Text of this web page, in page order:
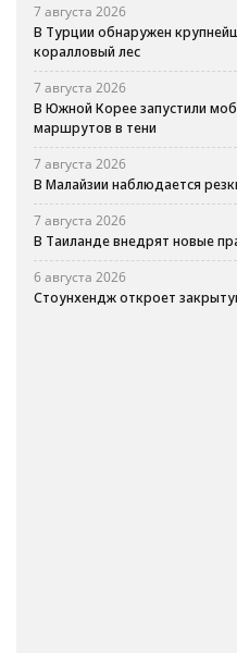
7 августа 2026
В Турции обнаружен
коралловый лес
7 августа 2026
В Южной Корее запустили
маршрутов в тени
7 августа 2026
В Малайзии наблюдается
7 августа 2026
В Таиланде внедрят новые
6 августа 2026
Стоунхендж откроет